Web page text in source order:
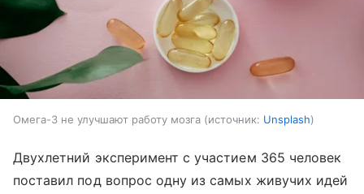
Омега-3 не улучшают работу мозга источник: Unsplash
Двухлетний эксперимент с участием 365 человек
поставил под вопрос одну из самых живучих идей